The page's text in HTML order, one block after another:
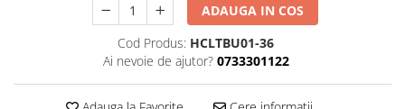
ADAUGA IN COS
Cod Produs: HCLTBU01-36
Ai nevoie de ajutor? 0733301122